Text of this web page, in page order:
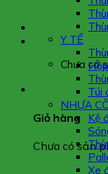
Chưa có
Giỏ hàng
Chưa có sản
Y TẾ
Túi
NHỰA
Kệ
Xe